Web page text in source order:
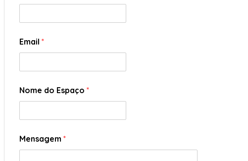
Email *
Nome do Espaço *
Mensagem *